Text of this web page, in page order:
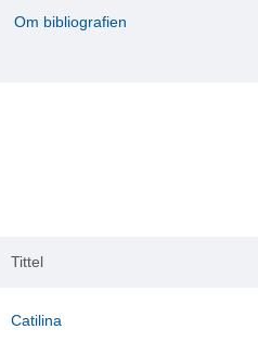
Om bibliografien
Tittel
Catilina